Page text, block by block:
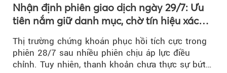
Nhận định phiên giao dịch ngày 29/7: Ưu
tiên nắm giữ danh mục, chờ tín hiệu xác
Thị trường chứng khoán phục hồi tích cực trong
phiên 28/7 sau nhiều phiên chịu áp lực điều
chỉnh. Tuy nhiên, thanh khoản chưa thực sự bứt